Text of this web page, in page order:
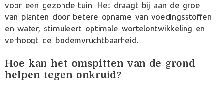
voor een gezonde tuin. Het draagt bij aan de groei
van planten door betere opname van voedingsstoffen
en water, stimuleert optimale wortelontwikkeling en
verhoogt de bodemvruchtbaarheid.
Hoe kan het omspitten van de grond
helpen tegen onkruid?